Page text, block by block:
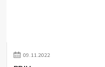
09.11.2022